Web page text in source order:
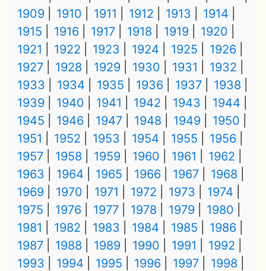
1909
1910 1911 1912 1913
1914
1915
1916 1917 1918 1919
1920
1921
1922 1923 1924 1925
1926
1927
1928 1929 1930 1931
1932
1933
1934 1935 1936 1937
1938
1939
1940 1941 1942 1943
1944
1945
1946 1947 1948 1949
1950
1951
1952 1953 1954 1955
1956
1957
1958 1959 1960 1961
1962
1963
1964 1965 1966 1967
1968
1969
1970 1971 1972 1973
1974
1975
1976 1977 1978 1979
1980
1981
1982 1983 1984 1985
1986
1987
1988 1989 1990 1991
1992
1993
1994 1995 1996 1997
1998